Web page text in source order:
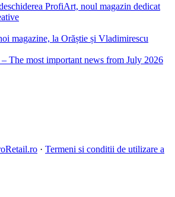
ProfiArt, noul magazin dedicat
magazine, la Orăștie și Vladimirescu
The most important news from July 2026
· Termeni si conditii de utilizare a